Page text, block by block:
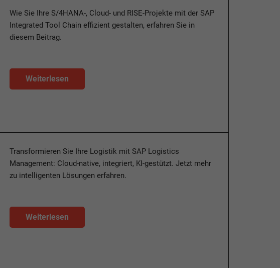
Wie Sie Ihre S/4HANA-, Cloud- und RISE-Projekte mit der SAP
Integrated Tool Chain effizient gestalten, erfahren Sie in
diesem Beitrag.
Weiterlesen
Transformieren Sie Ihre Logistik mit SAP Logistics
Management: Cloud-native, integriert, KI-gestützt. Jetzt mehr
zu intelligenten Lösungen erfahren.
Weiterlesen